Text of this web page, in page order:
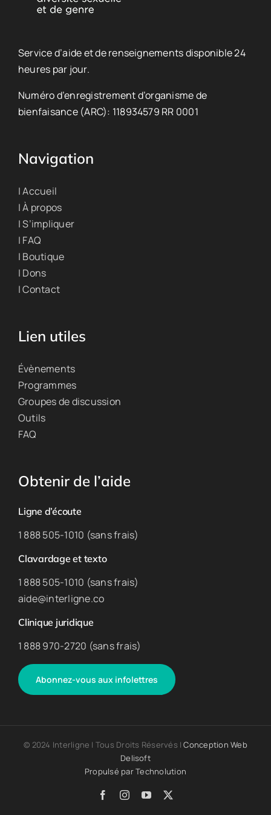
Service d’aide et de renseignements disponible 24
heures par jour.
Numéro d’enregistrement d’organisme de
bienfaisance (ARC): 118934579 RR 0001
Navigation
| Accueil
| À propos
| S’impliquer
| FAQ
| Boutique
| Dons
| Contact
Lien utiles
Évènements
Programmes
Groupes de discussion
Outils
FAQ
Obtenir de l’aide
Ligne d’écoute
1 888 505-1010 (sans frais)
Clavardage et texto
1 888 505-1010 (sans frais)
aide@interligne.co
Clinique juridique
1 888 970-2720 (sans frais)
Abonnez-vous aux infolettres
© 2024 Interligne | Tous Droits Réservés |Conception Web
Delisoft
Propulsé parTechnolution
FacebookInstagram
YouTube